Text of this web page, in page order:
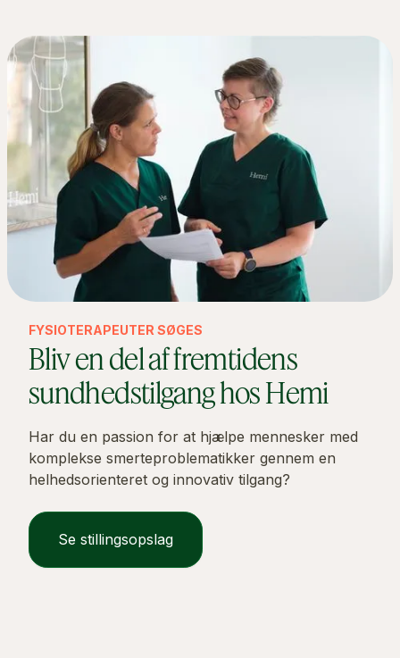
FYSIOTERAPEUTER SØGES
Bliv en del af fremtidens
sundhedstilgang hos Hemi
Har du en passion for at hjælpe mennesker med
komplekse smerteproblematikker gennem en
helhedsorienteret og innovativ tilgang?
Se stillingsopslag